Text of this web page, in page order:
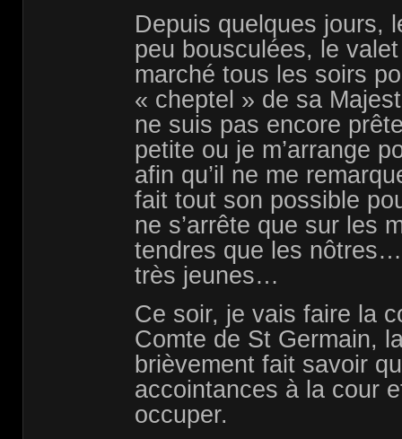
Depuis quelques jours,
peu bousculées, le
marché tous les soirs
« cheptel » de sa
ne suis pas encore
petite ou je m’arrange
afin qu’il ne me
fait tout son possible
ne s’arrête que sur les
tendres que les
très jeunes…
Ce soir, je vais faire la
Comte de St Germain,
brièvement fait savoir
accointances à la cour
occuper.